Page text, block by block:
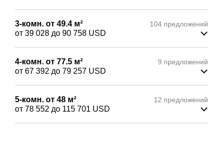
3-комн. от 49.4 м²
от 39 028 до 90 758 USD
104 предложений
4-комн. от 77.5 м²
от 67 392 до 79 257 USD
9 предложений
5-комн. от 48 м²
от 78 552 до 115 701 USD
12 предложений